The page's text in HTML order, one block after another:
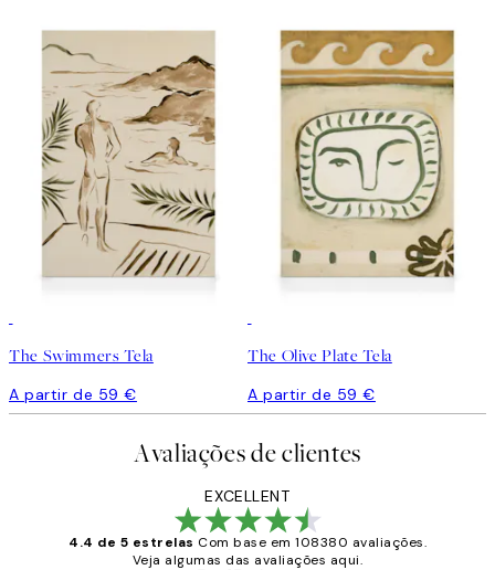
The Swimmers Tela
A partir de 59 €
The Olive Plate Tela
A partir de 59 €
Avaliações de clientes
EXCELLENT
4.4 de 5 estrelas Com base em 108380 avaliações.
Veja algumas das avaliações aqui.